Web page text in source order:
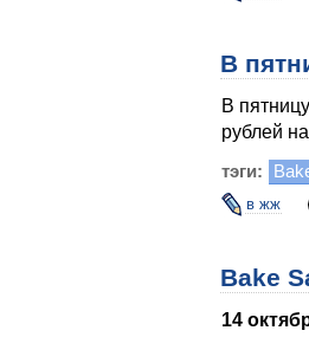
В
В
рублей
тэги:
в жж
Bake
14